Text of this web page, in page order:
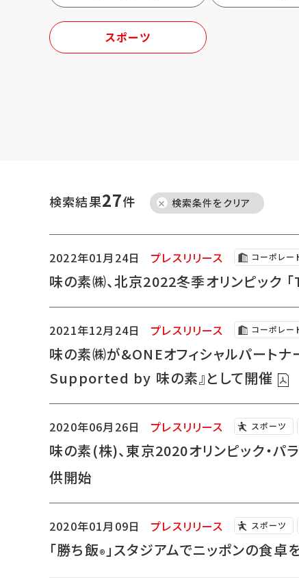
スポーツ
検索結果27件 検索条件をクリア
2022年01月24日 プレスリリース コーポレー
味の素㈱、北京2022冬季オリンピック
2021年12月24日 プレスリリース コーポレー
味の素㈱が&ONEオフィシャルパート
Supported by 味の素』として開催
2020年06月26日 プレスリリース スポーツ
味の素(株)、東京2020オリンピック・パ
供開始
2020年01月09日 プレスリリース スポーツ
「勝ち飯® 」スタジアムでニッポンの食卓